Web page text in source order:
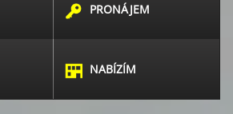
PRONÁJEM
NABÍZÍM